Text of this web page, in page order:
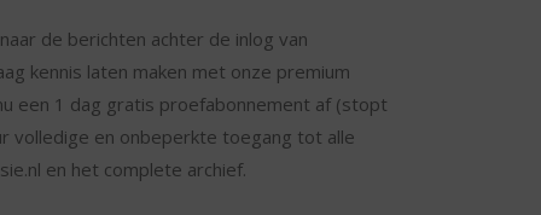
de berichten achter de inlog van
kennis laten maken met onze premium
een 1 dag gratis proefabonnement af (stopt
volledige en onbeperkte toegang tot alle
en het complete archief.